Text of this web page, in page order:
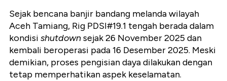
Sejak bencana banjir bandang melanda wilayah
Aceh Tamiang, Rig PDSI#19.1 tengah berada dalam
kondisi shutdownsejak 26 November 2025 dan
kembali beroperasi pada 16 Desember 2025. Meski
demikian, proses pengisian daya dilakukan dengan
tetap memperhatikan aspek keselamatan.